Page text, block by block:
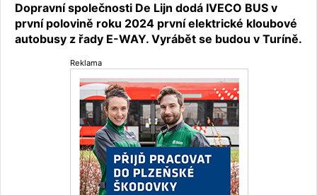
Dopravní společnosti De Lijn dodá IVECO BUS v
první polovině roku 2024 první elektrické kloubové
autobusy z řady E-WAY. Vyrábět se budou v Turíně.
Reklama